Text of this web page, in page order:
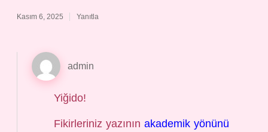
Kasım 6, 2025 Yanıtla
admin
Yiğido!
Fikirleriniz yazınınakademik yönünü